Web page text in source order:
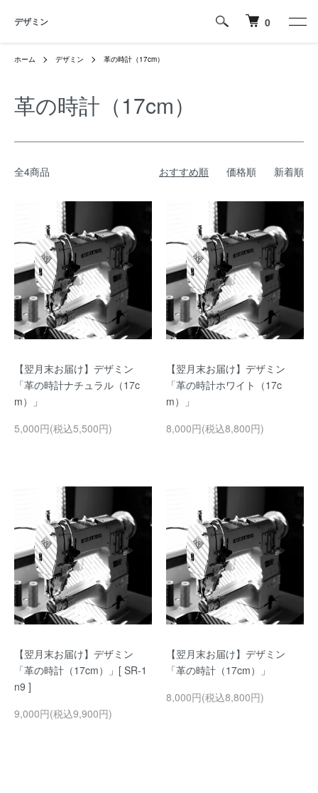
デザミン 0
ホーム デザミン 革の時計（17cm）
革の時計（17cm）
全4商品 おすすめ順 価格順 新着順
【翌月末お届け】デザミン
「革の時計ナチュラル（17c
m）」
5,000円(税込5,500円)
【翌月末お届け】デザミン
「革の時計ホワイト（17c
m）」
8,000円(税込8,800円)
【翌月末お届け】デザミン
「革の時計（17cm）」[ SR-1
n9 ]
9,000円(税込9,900円)
【翌月末お届け】デザミン
「革の時計（17cm）」
8,000円(税込8,800円)